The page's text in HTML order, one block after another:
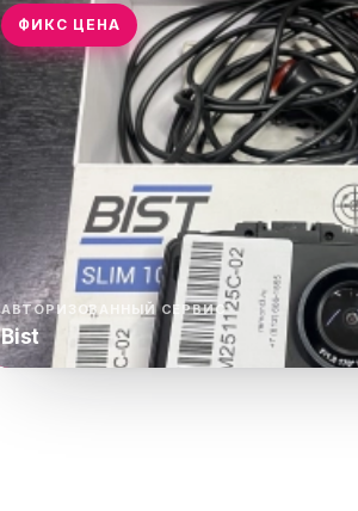
Посудомоечная
машина
Беговая дорожка
Духовой шкаф
Встраиваемая свч
Осушитель воздуха
Водонагреватель
Кулер для воды
ФИКС ЦЕНА
АВТОРИЗОВАННЫЙ СЕРВИС
Bist